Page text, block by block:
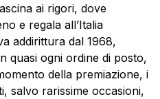
ai rigori, dove
e regala all’Italia
addirittura dal 1968,
quasi ogni ordine di posto,
della premiazione, i
salvo rarissime occasioni,